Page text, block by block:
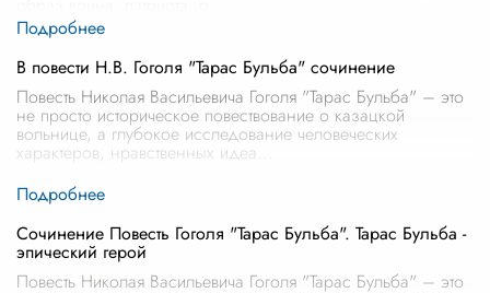
В повести Н.В. Гоголя "Тарас Бульба" сочинение
Повесть Николая Васильевича Гоголя "Тарас Бульба" – это
не просто историческое повествование о казацкой
вольнице, а глубокое исследование человеческих
характеров, нравственных идеа
Сочинение Повесть Гоголя "Тарас Бульба". Тарас Бульба -
эпический герой
Повесть Николая Васильевича Гоголя "Тарас Бульба" – это